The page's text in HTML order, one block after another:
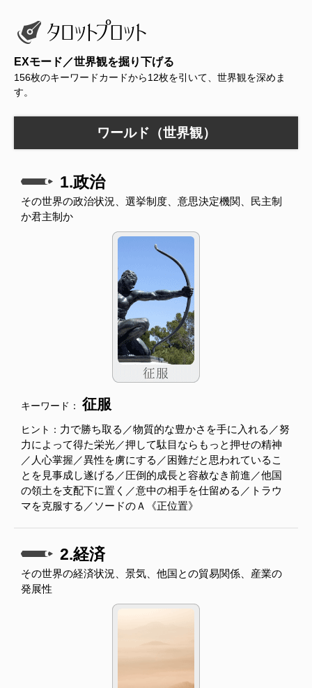
EXモード／世界観を掘り下げる
156枚のキーワードカードから12枚を引いて、世界観を深めま
す。
ワールド（世界観）
1.政治
その世界の政治状況、選挙制度、意思決定機関、民主制
か君主制か
キーワード： 征服
ヒント： 力で勝ち取る／物質的な豊かさを手に入れる／努
力によって得た栄光／押して駄目ならもっと押せの精神
／人心掌握／異性を虜にする／困難だと思われているこ
とを見事成し遂げる／圧倒的成長と容赦なき前進／他国
の領土を支配下に置く／意中の相手を仕留める／トラウ
マを克服する／ソードのＡ《正位置》
2.経済
その世界の経済状況、景気、他国との貿易関係、産業の
発展性